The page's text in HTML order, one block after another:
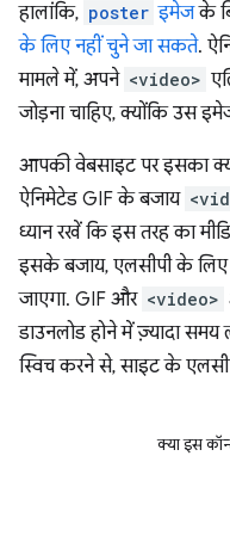
हालांकि, poster इमेजके
के लिए नहीं चुने जा सकते.
मामले में, अपने <video>
जोड़ना चाहिए, क्योंकि उस
आपकी वेबसाइट पर इसका
ऐनिमेटेड GIF के बजाय
ध्यान रखें कि इस तरह का
इसके बजाय, एलसीपी के लिए
जाएगा. GIF और <video>
डाउनलोड होने में ज़्यादा
स्विच करने से, साइट के
क्या इस